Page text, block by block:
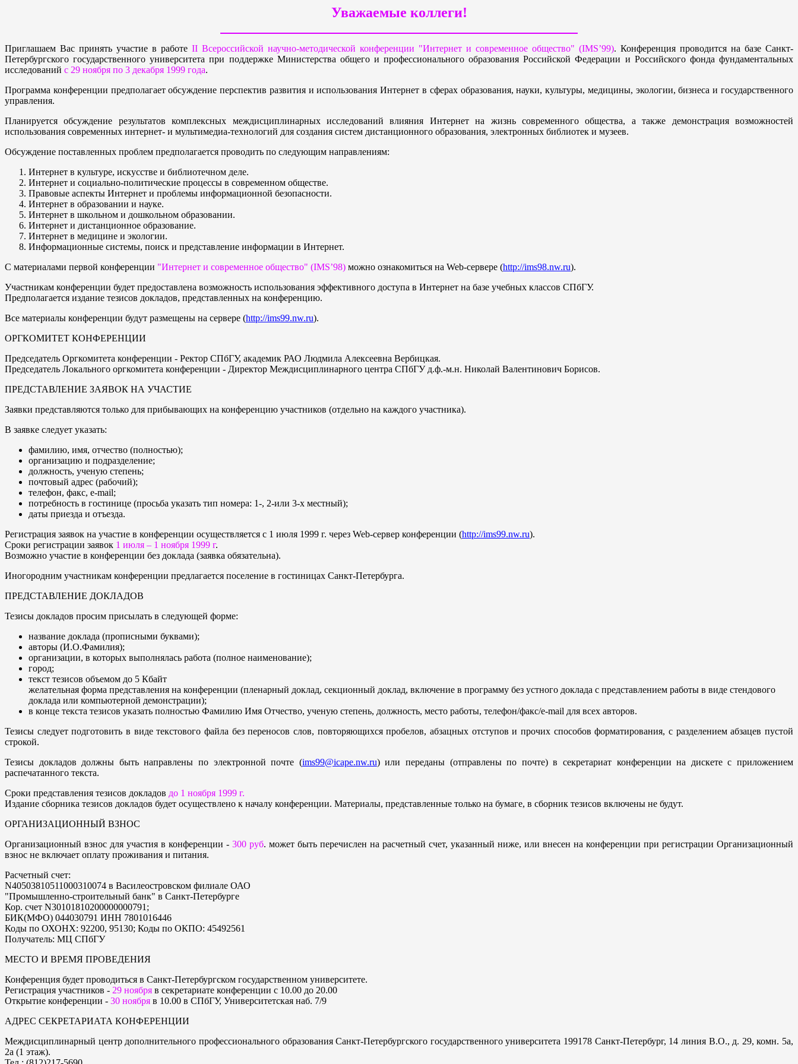
Уважаемые коллеги!
Приглашаем Вас принять участие в работе II Всероссийской научно-методической конференции "Интернет и современное общество" (IMS’99). Конференция проводится на базе Санкт-
Петербургского государственного университета при поддержке Министерства общего и профессионального образования Российской Федерации и Российского фонда фундаментальных
исследований с 29 ноября по 3 декабря 1999 года.
Программа конференции предполагает обсуждение перспектив развития и использования Интернет в сферах образования, науки, культуры, медицины, экологии, бизнеса и государственного
управления.
Планируется обсуждение результатов комплексных междисциплинарных исследований влияния Интернет на жизнь современного общества, а также демонстрация возможностей
использования современных интернет- и мультимедиа-технологий для создания систем дистанционного образования, электронных библиотек и музеев.
Обсуждение поставленных проблем предполагается проводить по следующим направлениям:
Интернет в культуре, искусстве и библиотечном деле.
Интернет и социально-политические процессы в современном обществе.
Правовые аспекты Интернет и проблемы информационной безопасности.
Интернет в образовании и науке.
Интернет в школьном и дошкольном образовании.
Интернет и дистанционное образование.
Интернет в медицине и экологии.
Информационные системы, поиск и представление информации в Интернет.
С материалами первой конференции "Интернет и современное общество" (IMS’98) можно ознакомиться на Web-сервере (http://ims98.nw.ru).
Участникам конференции будет предоставлена возможность использования эффективного доступа в Интернет на базе учебных классов СПбГУ.
Предполагается издание тезисов докладов, представленных на конференцию.
Все материалы конференции будут размещены на сервере (http://ims99.nw.ru).
ОРГКОМИТЕТ КОНФЕРЕНЦИИ
Председатель Оргкомитета конференции - Ректор СПбГУ, академик РАО Людмила Алексеевна Вербицкая.
Председатель Локального оргкомитета конференции - Директор Междисциплинарного центра СПбГУ д.ф.-м.н. Николай Валентинович Борисов.
ПРЕДСТАВЛЕНИЕ ЗАЯВОК НА УЧАСТИЕ
Заявки представляются только для прибывающих на конференцию участников (отдельно на каждого участника).
В заявке следует указать:
фамилию, имя, отчество (полностью);
организацию и подразделение;
должность, ученую степень;
почтовый адрес (рабочий);
телефон, факс, e-mail;
потребность в гостинице (просьба указать тип номера: 1-, 2-или 3-х местный);
даты приезда и отъезда.
Регистрация заявок на участие в конференции осуществляется с 1 июля 1999 г. через Web-сервер конференции (http://ims99.nw.ru).
Сроки регистрации заявок 1 июля – 1 ноября 1999 г.
Возможно участие в конференции без доклада (заявка обязательна).
Иногородним участникам конференции предлагается поселение в гостиницах Санкт-Петербурга.
ПРЕДСТАВЛЕНИЕ ДОКЛАДОВ
Тезисы докладов просим присылать в следующей форме:
название доклада (прописными буквами);
авторы (И.О.Фамилия);
организации, в которых выполнялась работа (полное наименование);
город;
текст тезисов объемом до 5 Кбайт
желательная форма представления на конференции (пленарный доклад, секционный доклад, включение в программу без устного доклада с представлением работы в виде стендового
доклада или компьютерной демонстрации);
в конце текста тезисов указать полностью Фамилию Имя Отчество, ученую степень, должность, место работы, телефон/факс/e-mail для всех авторов.
Тезисы следует подготовить в виде текстового файла без переносов слов, повторяющихся пробелов, абзацных отступов и прочих способов форматирования, с разделением абзацев пустой
строкой.
Тезисы докладов должны быть направлены по электронной почте (ims99@icape.nw.ru) или переданы (отправлены по почте) в секретариат конференции на дискете с приложением
распечатанного текста.
Сроки представления тезисов докладов до 1 ноября 1999 г.
Издание сборника тезисов докладов будет осуществлено к началу конференции. Материалы, представленные только на бумаге, в сборник тезисов включены не будут.
ОРГАНИЗАЦИОННЫЙ ВЗНОС
Организационный взнос для участия в конференции - 300 руб. может быть перечислен на расчетный счет, указанный ниже, или внесен на конференции при регистрации Организационный
взнос не включает оплату проживания и питания.
Расчетный счет:
N40503810511000310074 в Василеостровском филиале ОАО
"Промышленно-строительный банк" в Санкт-Петербурге
Кор. счет N30101810200000000791;
БИК(МФО) 044030791 ИНН 7801016446
Коды по ОХОНХ: 92200, 95130; Коды по ОКПО: 45492561
Получатель: МЦ СПбГУ
МЕСТО И ВРЕМЯ ПРОВЕДЕНИЯ
Конференция будет проводиться в Санкт-Петербургском государственном университете.
Регистрация участников - 29 ноября в секретариате конференции с 10.00 до 20.00
Открытие конференции - 30 ноября в 10.00 в СПбГУ, Университетская наб. 7/9
АДРЕС СЕКРЕТАРИАТА КОНФЕРЕНЦИИ
Междисциплинарный центр дополнительного профессионального образования Санкт-Петербургского государственного университета 199178 Санкт-Петербург, 14 линия В.О., д. 29, комн. 5а,
2а (1 этаж).